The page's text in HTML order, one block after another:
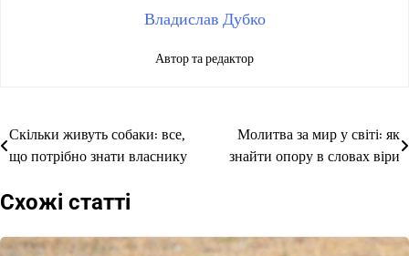
Владислав Дубко
Автор та редактор
Навігація
записів
Скільки живуть собаки: все,
що потрібно знати власнику
Молитва за мир у світі: як
знайти опору в словах віри
Схожі статті